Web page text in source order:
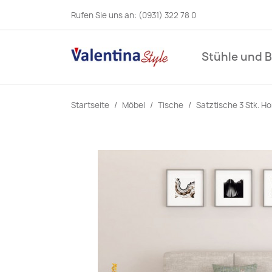
Rufen Sie uns an: (0931) 322 78 0
Stühle und
Startseite Möbel Tische Satztische 3 Stk.